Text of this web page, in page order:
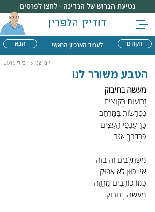
דודיק הלפרין
נטיעת הברוש של המדינה - לחצו לפרטים
הבא הקודם לעמוד הארכיון הראשי
יום שני, 15 ביולי 2019
הטבע משורר לנו
מעשה בחיבוק
זְרוֹעוֹת בְּקוֹצִים
נִפְרָשׂוֹת בַּמֶּרְחָב
כָּךְ עַנְפֵי הָעֵצִים
כִּבְדֶרֶךְ אַגַּב
מִשְׁתַּלְּבִים זֶה בַּזֶּה
אֵין כִּוּוּן לֹא אִפּוּק
כְּמוֹ כּוֹתְבִים מַחֲזֵה
מַעֲשֶׂה בְּחִבּוּק.